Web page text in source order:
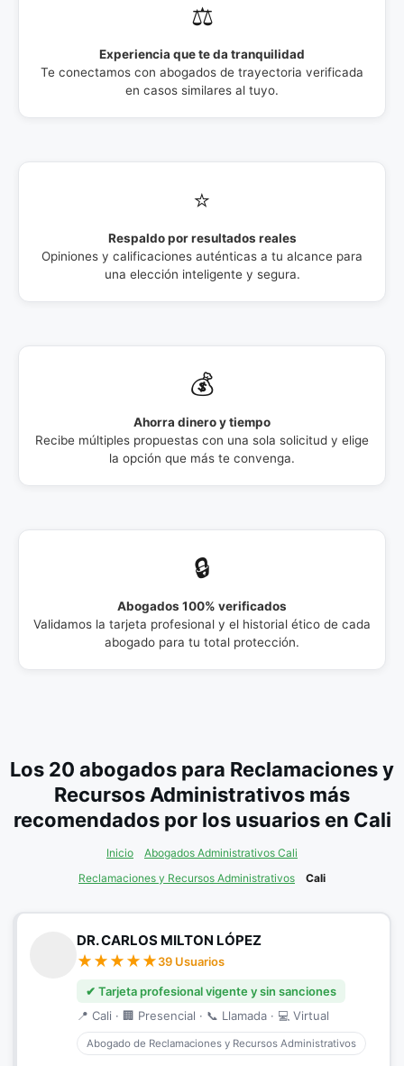
⚖️
Experiencia que te da tranquilidad
Te conectamos con abogados de trayectoria verificada
en casos similares al tuyo.
⭐
Respaldo por resultados reales
Opiniones y calificaciones auténticas a tu alcance para
una elección inteligente y segura.
💰
Ahorra dinero y tiempo
Recibe múltiples propuestas con una sola solicitud y elige
la opción que más te convenga.
🔒
Abogados 100% verificados
Validamos la tarjeta profesional y el historial ético de cada
abogado para tu total protección.
Los 20 abogados para Reclamaciones y
Recursos Administrativos más
recomendados por los usuarios en Cali
Inicio
Abogados Administrativos Cali
Reclamaciones y Recursos Administrativos
Cali
DR. CARLOS MILTON LÓPEZ
39 Usuarios
✔ Tarjeta profesional vigente y sin sanciones
📍 Cali · 🏢 Presencial · 📞 Llamada · 💻 Virtual
Abogado de Reclamaciones y Recursos Administrativos